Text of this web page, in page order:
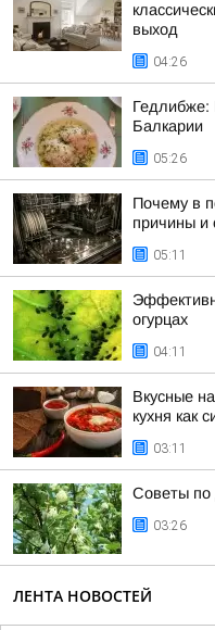
выход
04:26
Гедлибже:
Балкарии
05:26
Почему в
причины и
05:11
огурцах
04:11
Вкусные
кухня как
03:11
Советы по
03:26
ЛЕНТА НОВОСТЕЙ